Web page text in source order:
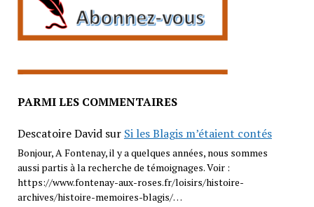
PARMI LES COMMENTAIRES
Descatoire Davidsur Si les Blagis m’étaient contés
Bonjour, A Fontenay, il y a quelques années, nous sommes
aussi partis à la recherche de témoignages. Voir :
https://www.fontenay-aux-roses.fr/loisirs/histoire-
archives/histoire-memoires-blagis/…